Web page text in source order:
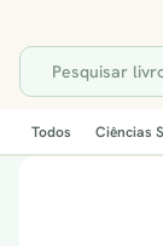
Todos Ciências